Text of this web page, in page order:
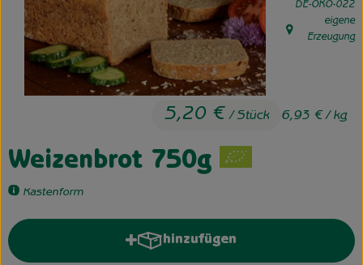
Unsere Hofkiste
Über uns
Weizenbrot 750g
Kastenform
5,20 €/ Stück 6,93 €/ kg
, Kontrollstelle:
DE-ÖKO-022
, Herkunft:
eigene
Erzeugung
hinzufügen
Produkt zum Warenkorb